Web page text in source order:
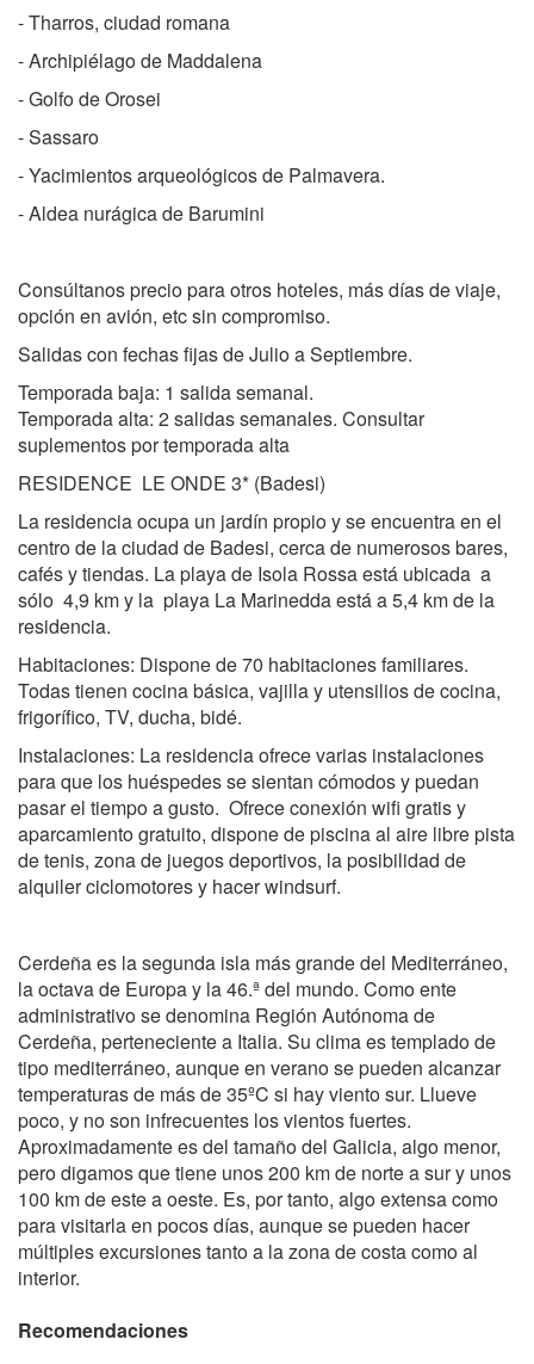
- Tharros, ciudad romana
- Archipiélago de Maddalena
- Golfo de Orosei
- Sassaro
- Yacimientos arqueológicos de Palmavera.
- Aldea nurágica de Barumini
Consúltanos precio para otros hoteles, más días de viaje,
opción en avión, etc sin compromiso.
Salidas con fechas fijas de Julio a Septiembre.
Temporada baja: 1 salida semanal.
Temporada alta: 2 salidas semanales. Consultar
suplementos por temporada alta
RESIDENCE LE ONDE 3* (Badesi)
La residencia ocupa un jardín propio y se encuentra en el
centro de la ciudad de Badesi, cerca de numerosos bares,
cafés y tiendas. La playa de Isola Rossa está ubicada a
sólo 4,9 km y la playa La Marinedda está a 5,4 km de la
residencia.
Habitaciones: Dispone de 70 habitaciones familiares.
Todas tienen cocina básica, vajilla y utensilios de cocina,
frigorífico, TV, ducha, bidé.
Instalaciones: La residencia ofrece varias instalaciones
para que los huéspedes se sientan cómodos y puedan
pasar el tiempo a gusto. Ofrece conexión wifi gratis y
aparcamiento gratuito, dispone de piscina al aire libre pista
de tenis, zona de juegos deportivos, la posibilidad de
alquiler ciclomotores y hacer windsurf.
Cerdeña es la segunda isla más grande del Mediterráneo,
la octava de Europa y la 46.ª del mundo. Como ente
administrativo se denomina Región Autónoma de
Cerdeña, perteneciente a Italia. Su clima es templado de
tipo mediterráneo, aunque en verano se pueden alcanzar
temperaturas de más de 35ºC si hay viento sur. Llueve
poco, y no son infrecuentes los vientos fuertes.
Aproximadamente es del tamaño del Galicia, algo menor,
pero digamos que tiene unos 200 km de norte a sur y unos
100 km de este a oeste. Es, por tanto, algo extensa como
para visitarla en pocos días, aunque se pueden hacer
múltiples excursiones tanto a la zona de costa como al
interior.
Recomendaciones